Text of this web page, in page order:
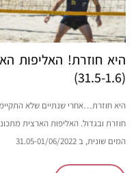
היא חוזרת! האליפות
(31.5-1.6)
היא חוזרת…אחרי שנתיים שלא
חוזרת ובגדול. האליפות הארצית
המים שונית, ב 31.05-01/06/2022